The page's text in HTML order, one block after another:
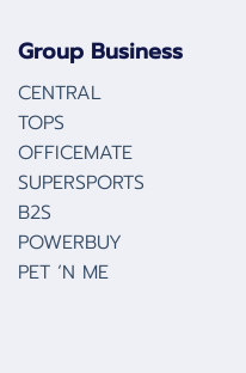
Group Business
CENTRAL
TOPS
OFFICEMATE
SUPERSPORTS
B2S
POWERBUY
PET ‘N ME